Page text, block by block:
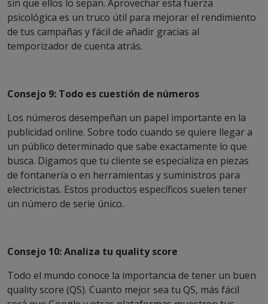
sin que ellos lo sepan. Aprovechar esta fuerza
psicológica es un truco útil para mejorar el rendimiento
de tus campañas y fácil de añadir gracias al
temporizador de cuenta atrás.
Consejo 9: Todo es cuestión de números
Los números desempeñan un papel importante en la
publicidad online. Sobre todo cuando se quiere llegar a
un público determinado que sabe exactamente lo que
busca. Digamos que tu cliente se especializa en piezas
de fontanería o en herramientas y suministros para
electricistas. Estos productos específicos suelen tener
un número de serie único.
Consejo 10: Analiza tu quality score
Todo el mundo conoce la importancia de tener un buen
quality score (QS). Cuanto mejor sea tu QS, más fácil